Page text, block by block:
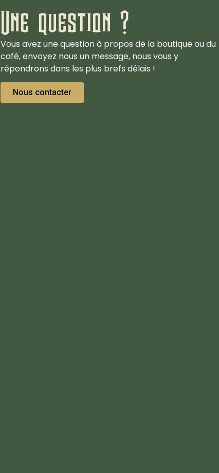
Une question ?
Vous avez une question à propos de la boutique ou du
café, envoyez nous un message, nous vous y
répondrons dans les plus brefs délais !
Nous contacter